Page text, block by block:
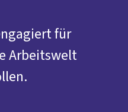
für
Arbeitswelt